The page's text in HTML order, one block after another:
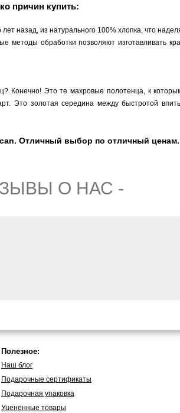
причин купить:
назад, из натурального 100% хлопка, что
обработки позволяют изготавливать
Конечно! Это те махровые полотенца, к
Это золотая середина между быстротой
Отличный выбор по отличный ценам.
О НАС -
Полезное:
Наш блог
Подарочные сертификаты
Подарочная упаковка
Уцененные товары